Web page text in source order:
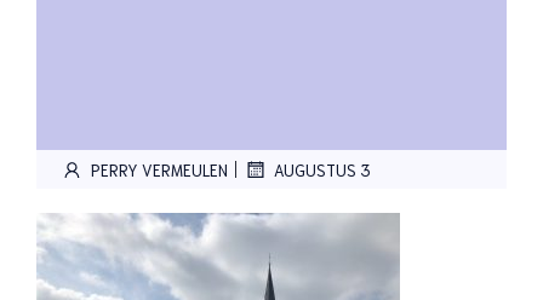
PERRY VERMEULEN | AUGUSTUS 3